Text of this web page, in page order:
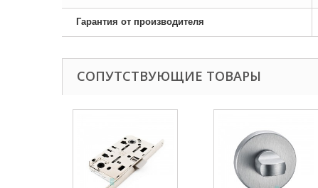
Гарантия от производителя
СОПУТСТВУЮЩИЕ ТОВАРЫ